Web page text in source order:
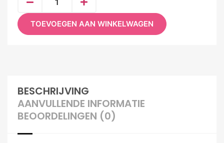
TOEVOEGEN AAN WINKELWAGEN
BESCHRIJVING
AANVULLENDE INFORMATIE
BEOORDELINGEN (0)